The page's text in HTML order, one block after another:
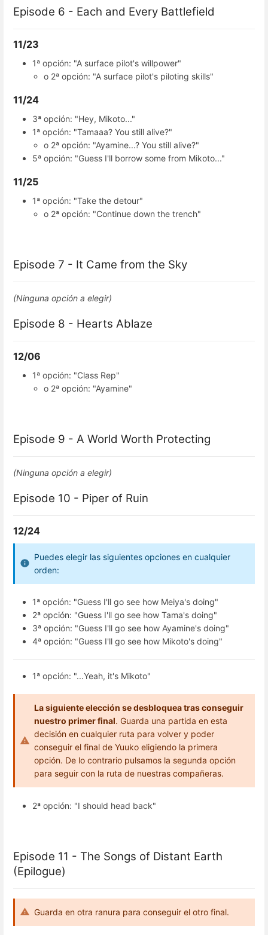
Episode 6 - Each and Every Battlefield
11/23
1ª opción: "A surface pilot's willpower"
o 2ª opción: "A surface pilot's piloting skills"
11/24
3ª opción: "Hey, Mikoto..."
1ª opción: "Tamaaa? You still alive?"
o 2ª opción: "Ayamine...? You still alive?"
5ª opción: "Guess I'll borrow some from Mikoto..."
11/25
1ª opción: "Take the detour"
o 2ª opción: "Continue down the trench"
Episode 7 - It Came from the Sky
(Ninguna opción a elegir)
Episode 8 - Hearts Ablaze
12/06
1ª opción: "Class Rep"
o 2ª opción: "Ayamine"
Episode 9 - A World Worth Protecting
(Ninguna opción a elegir)
Episode 10 - Piper of Ruin
12/24
Puedes elegir las siguientes opciones en cualquier
orden:
1ª opción: "Guess I'll go see how Meiya's doing"
2ª opción: "Guess I'll go see how Tama's doing"
3ª opción: "Guess I'll go see how Ayamine's doing"
4ª opción: "Guess I'll go see how Mikoto's doing"
1ª opción: "...Yeah, it's Mikoto"
La siguiente elección se desbloquea tras conseguir
nuestro primer final. Guarda una partida en esta
decisión en cualquier ruta para volver y poder
conseguir el final de Yuuko eligiendo la primera
opción. De lo contrario pulsamos la segunda opción
para seguir con la ruta de nuestras compañeras.
2ª opción: "I should head back"
Episode 11 - The Songs of Distant Earth
(Epilogue)
Guarda en otra ranura para conseguir el otro final.